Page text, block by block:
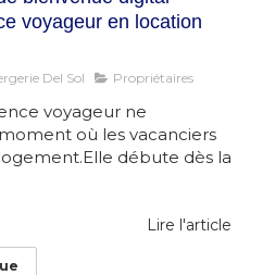
voyageur en location
Del Sol Propriétaires
voyageur ne
où les vacanciers
débute dès la
Lire l'article